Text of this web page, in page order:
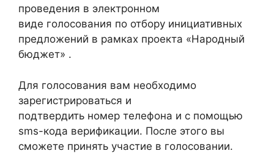
проведения в электронном
виде голосования по отбору инициативных
предложений в рамках проекта «Народный
бюджет» .
Для голосования вам необходимо
зарегистрироваться и
подтвердить номер телефона и с помощью
sms-кода верификации. После этого вы
сможете принять участие в голосовании.